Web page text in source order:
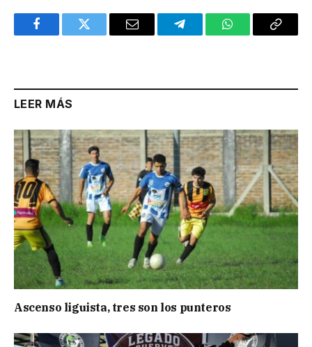
FacebookTwitter Email TelegramWhatsAppCopy
LEER MÁS
Ascenso liguista, tres son los punteros